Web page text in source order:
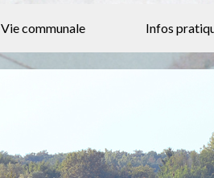
Vie communale Infos